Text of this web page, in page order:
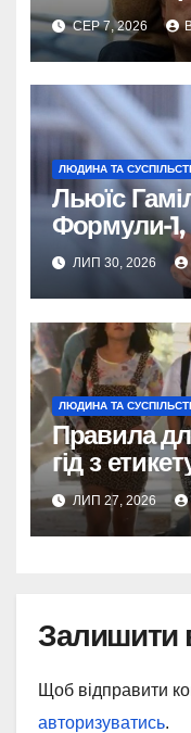
хлопчиків
СЕР 7, 2026
ЛЮДИНА ТА
Льюїс
Формули-1,
історію
ЛИП 30, 2026
ЛЮДИНА ТА
Правила
гід з
ЛИП 27, 2026
Залишити
Щоб відправити
авторизуватись.